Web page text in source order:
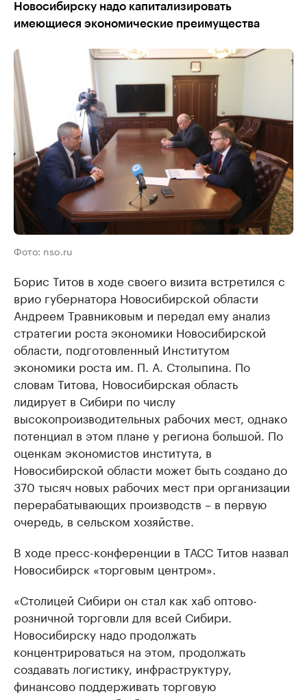
Новосибирску надо капитализировать
имеющиеся экономические преимущества
Фото: nso.ru
Борис Титов в ходе своего визита встретился с
врио губернатора Новосибирской области
Андреем Травниковым и передал ему анализ
стратегии роста экономики Новосибирской
области, подготовленный Институтом
экономики роста им. П. А. Столыпина. По
словам Титова, Новосибирская область
лидирует в Сибири по числу
высокопроизводительных рабочих мест, однако
потенциал в этом плане у региона большой. По
оценкам экономистов института, в
Новосибирской области может быть создано до
370 тысяч новых рабочих мест при организации
перерабатывающих производств – в первую
очередь, в сельском хозяйстве.
В ходе пресс-конференции в ТАСС Титов назвал
Новосибирск «торговым центром».
«Столицей Сибири он стал как хаб оптово-
розничной торговли для всей Сибири.
Новосибирску надо продолжать
концентрироваться на этом, продолжать
создавать логистику, инфраструктуру,
финансово поддерживать торговую